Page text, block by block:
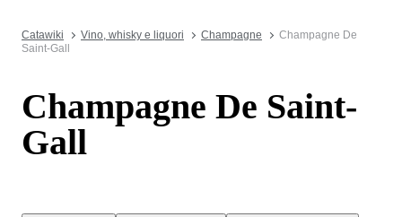
Catawiki Vino, whisky e liquori Champagne
Champagne De
Saint-Gall
Champagne De Saint-
Gall